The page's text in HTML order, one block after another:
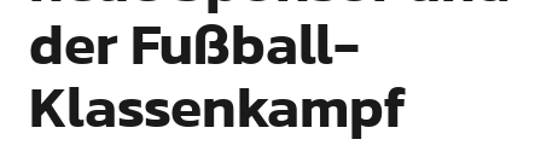
der Fußball-
Klassenkampf